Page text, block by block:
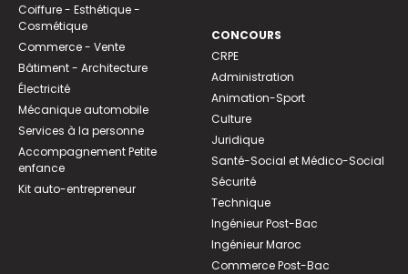
Coiffure - Esthétique -
Cosmétique
Commerce - Vente
Bâtiment - Architecture
Électricité
Mécanique automobile
Services à la personne
Accompagnement Petite
enfance
Kit auto-entrepreneur
CONCOURS
CRPE
Administration
Animation-Sport
Culture
Juridique
Santé-Social et Médico-Social
Sécurité
Technique
Ingénieur Post-Bac
Ingénieur Maroc
Commerce Post-Bac